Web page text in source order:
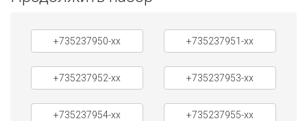
+735237950-xx +735237951-xx
+735237952-xx +735237953-xx
+735237954-xx +735237955-xx